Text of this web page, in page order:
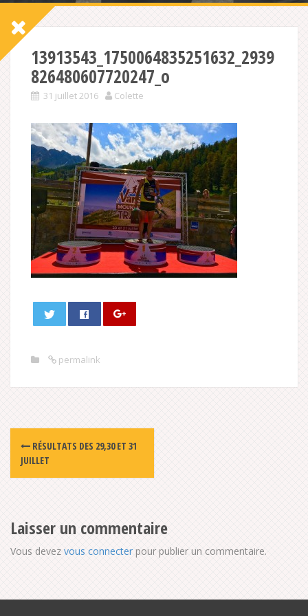
13913543_1750064835251632_2939
826480607720247_o
31 juillet 2016 Colette
permalink
Post
navigation
RÉSULTATS DES 29,30 ET 31
JUILLET
Laisser un commentaire
Vous devez vous connecter pour publier un commentaire.